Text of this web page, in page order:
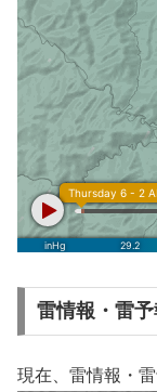
雷情報・雷予
現在、雷情報・